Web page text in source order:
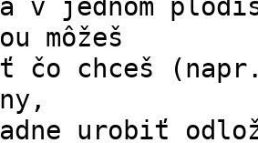
v jednom
môžeš
čo chceš
urobiť